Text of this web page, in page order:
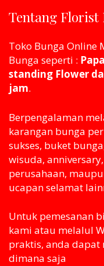
Tentang Florist
Toko Bunga Online
Bunga seperti :
standing Flower
jam.
Berpengalaman
karangan bunga
sukses, buket
wisuda,
perusahaan,
ucapan selamat
Untuk pemesanan
kami atau melaluI
praktis, anda dapat
dimana saja